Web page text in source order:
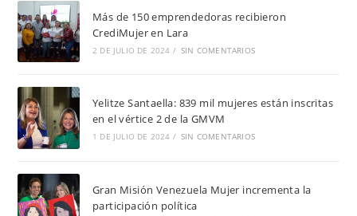
Más de 150 emprendedoras recibieron
CrediMujer en Lara
2 DE JULIO DE 2024 / SIN COMENTARIOS
Yelitze Santaella: 839 mil mujeres están inscritas
en el vértice 2 de la GMVM
1 DE JULIO DE 2024 / SIN COMENTARIOS
Gran Misión Venezuela Mujer incrementa la
participación política